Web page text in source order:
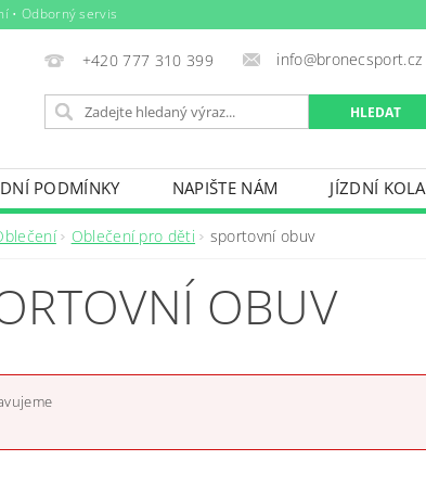
• Odborný servis
+420 777 310 399 info@bronecsport.cz
PODMÍNKY NAPIŠTE NÁM JÍZDNÍ KOLA
DOPLŇKY TRETRY OBLEČENÍ
BAZÉNY VÝPRODEJ PŮJČOVNÍ ŘÁD
Oblečení pro děti sportovní obuv
OBUV